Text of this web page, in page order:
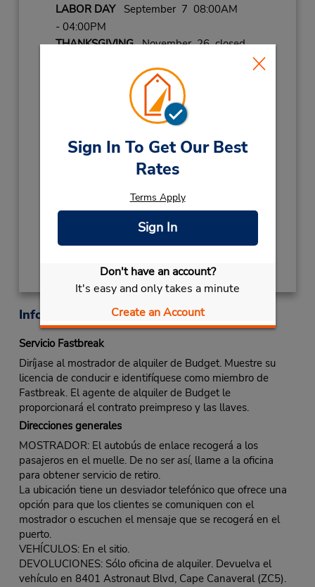
Sign In To Get Our Best
Rates
Terms Apply
Sign In
Don't have an account?
It's easy and only takes a minute
Create an Account
LABOR DAYSeptember 7 08:00AM
- 04:00PM
THANKSGIVINGNovember 26 closed
December 24 08:00AM
December 25 closed
NEW YEARS EVEDecember 31 08:00AM
Ubicación para depositar llaves
Obtener direcciones
Información sobre la oficina
Servicio Fastbreak
Diríjase al mostrador de alquiler de Budget. Muestre su
licencia de conducir e identifíquese como miembro de
Fastbreak. El agente de alquiler de Budget le
proporcionará el contrato preimpreso y las llaves.
Direcciones generales
MOSTRADOR: El autobús de enlace recogerá a los
pasajeros en el muelle. De no ser así, llame a la oficina
para obtener servicio de retiro.
La ubicación tiene un desviador telefónico que ofrece una
opción para que los clientes se comuniquen con el
mostrador o escuchen el mensaje que se recogerá en el
puerto.
VEHÍCULOS: En el sitio.
DEVOLUCIONES: Sólo oficina de alquiler. Devuelva el
vehículo en 8401 Astronaut Blvd, Cape Canaveral (ZC5).